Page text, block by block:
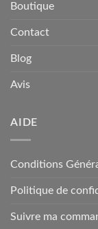
Boutique
Contact
Blog
Avis
AIDE
Conditions
Politique de
Suivre ma